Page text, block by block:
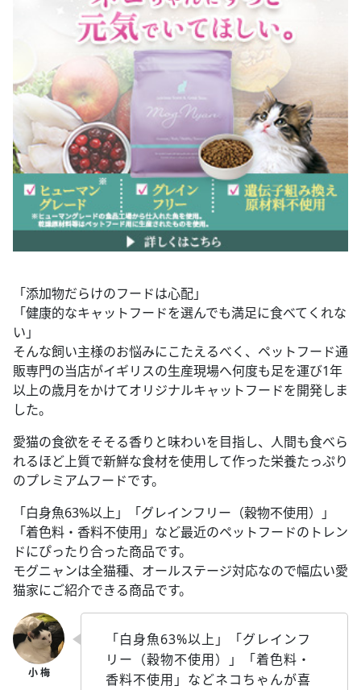
「添加物だらけのフードは心配」
「健康的なキャットフードを選んでも満足に食べてくれな
い」
そんな飼い主様のお悩みにこたえるべく、ペットフード通
販専門の当店がイギリスの生産現場へ何度も足を運び1年
以上の歳月をかけてオリジナルキャットフードを開発しま
した。
愛猫の食欲をそそる香りと味わいを目指し、人間も食べら
れるほど上質で新鮮な食材を使用して作った栄養たっぷり
のプレミアムフードです。
「白身魚63%以上」「グレインフリー（穀物不使用）」
「着色料・香料不使用」など最近のペットフードのトレン
ドにぴったり合った商品です。
モグニャンは全猫種、オールステージ対応なので幅広い愛
猫家にご紹介できる商品です。
「白身魚63%以上」「グレインフ
リー（穀物不使用）」「着色料・
香料不使用」などネコちゃんが喜